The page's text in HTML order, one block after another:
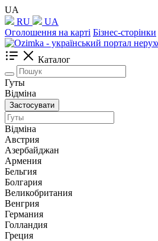
UA
RU
UA
Оголошення на карті Бізнес-сторінки
Каталог
Гуты
Відміна
Застосувати
Відміна
Австрия
Азербайджан
Армения
Бельгия
Болгария
Великобритания
Венгрия
Германия
Голландия
Греция